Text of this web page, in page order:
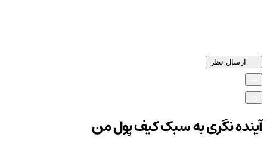
ارسال نظر
آینده نگری به سبک کیف پول من